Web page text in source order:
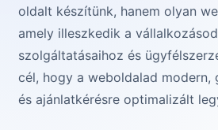
oldalt készítünk, hanem olyan
amely illeszkedik a
szolgáltatásaihoz és
cél, hogy a weboldalad modern,
és ajánlatkérésre optimalizált